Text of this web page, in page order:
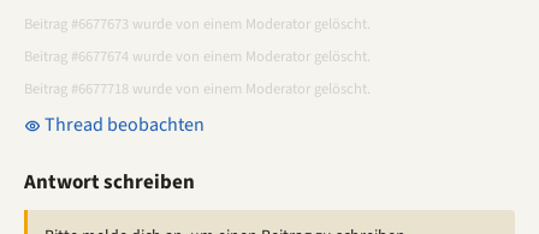
Beitrag #6677673 wurde von einem Moderator gelöscht.
Beitrag #6677674 wurde von einem Moderator gelöscht.
Beitrag #6677718 wurde von einem Moderator gelöscht.
Thread beobachten
Antwort schreiben